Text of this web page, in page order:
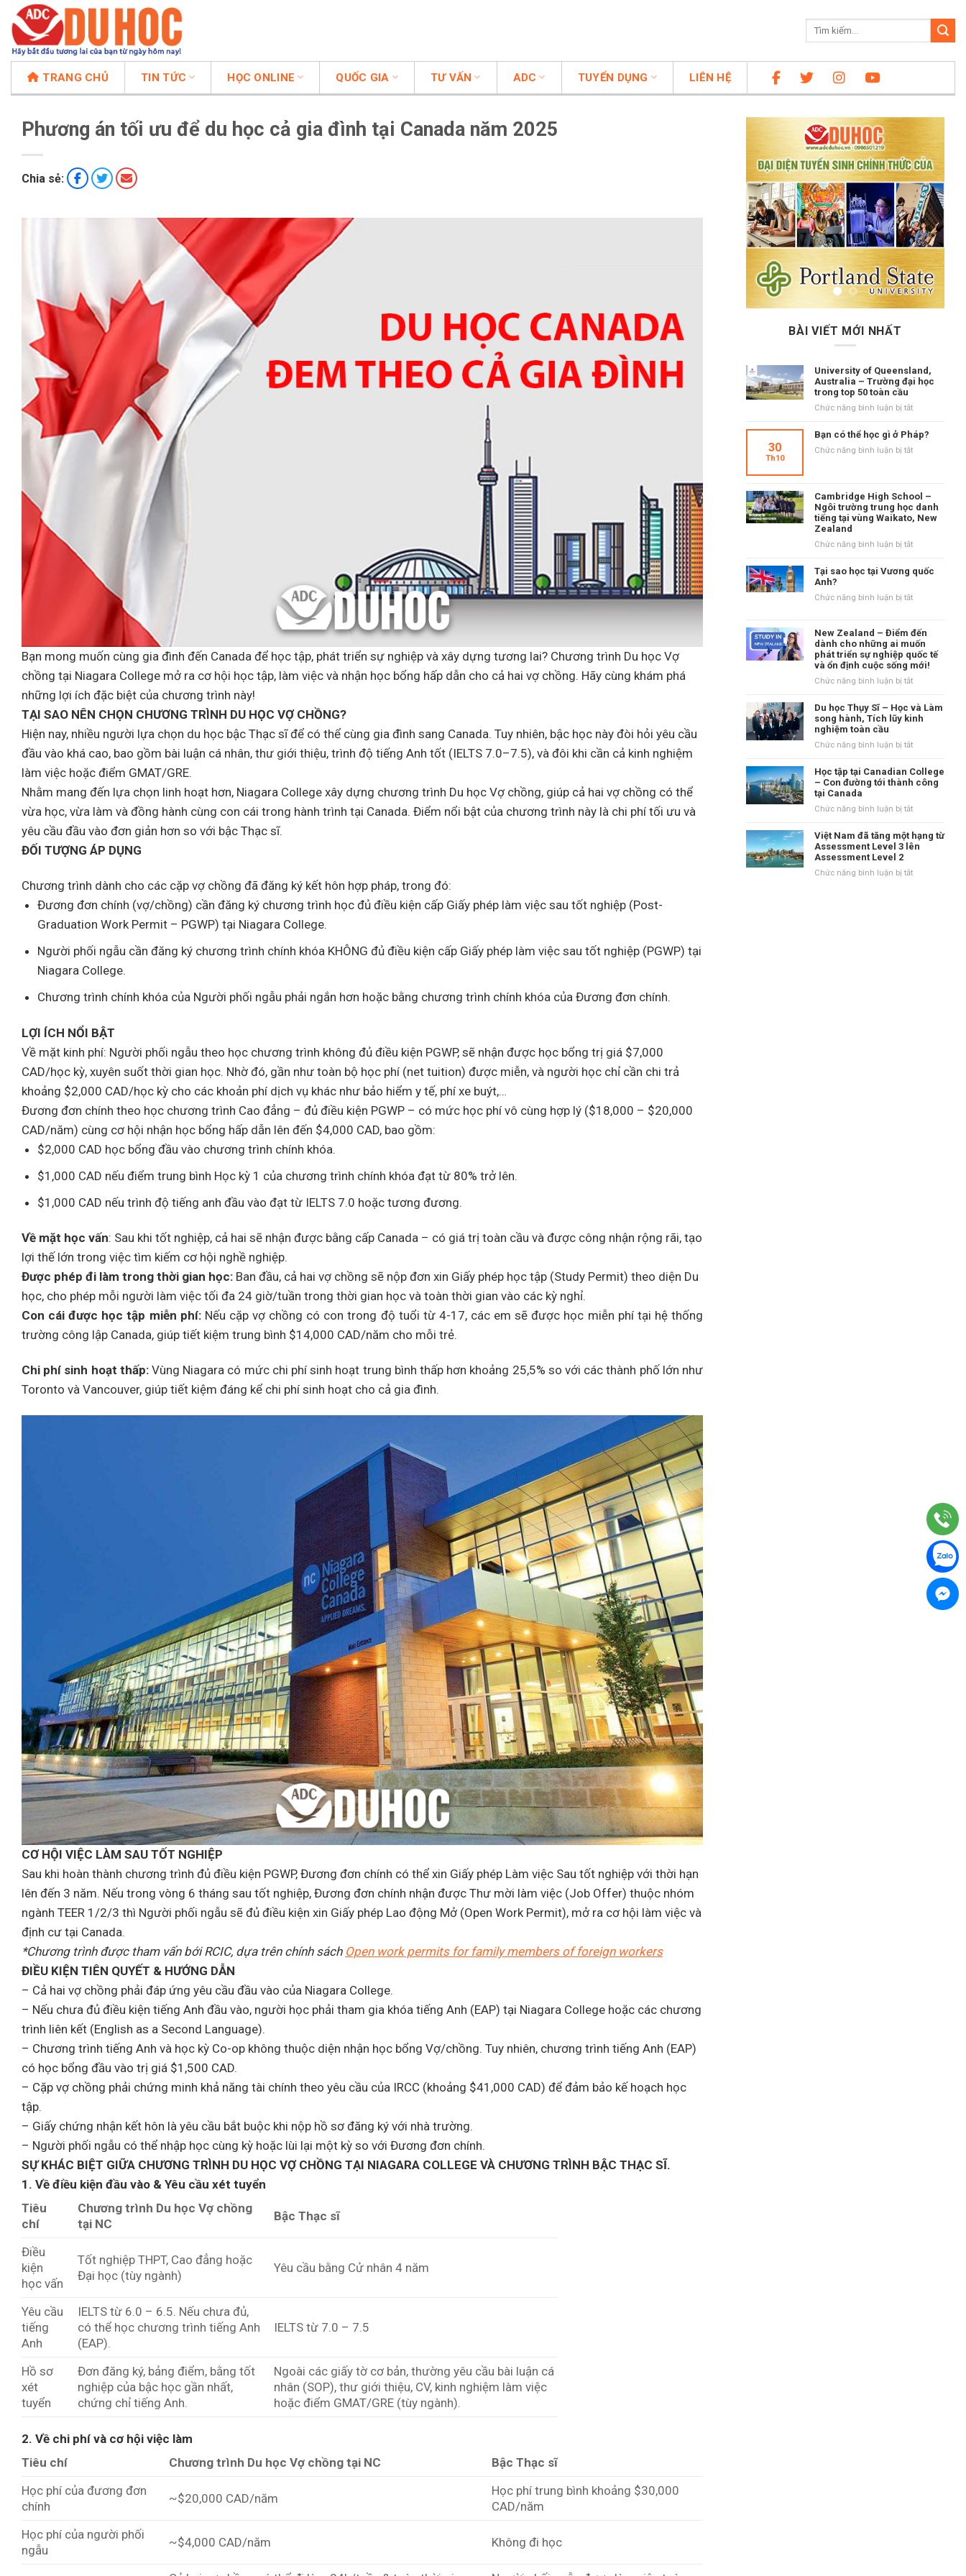
Chuyển
đến
nội
dung
TRANG CHỦ TIN TỨC HỌC ONLINE QUỐC GIA TƯ VẤN ADC TUYỂN DỤNG LIÊN HỆ
Phương án tối ưu để du học cả gia đình tại Canada năm 2025
Chia sẻ:
Bạn mong muốn cùng gia đình đến Canada để học tập, phát triển sự nghiệp và xây dựng tương lai? Chương trình Du học Vợ
chồng tại Niagara College mở ra cơ hội học tập, làm việc và nhận học bổng hấp dẫn cho cả hai vợ chồng. Hãy cùng khám phá
những lợi ích đặc biệt của chương trình này!
TẠI SAO NÊN CHỌN CHƯƠNG TRÌNH DU HỌC VỢ CHỒNG?
Hiện nay, nhiều người lựa chọn du học bậc Thạc sĩ để có thể cùng gia đình sang Canada. Tuy nhiên, bậc học này đòi hỏi yêu cầu
đầu vào khá cao, bao gồm bài luận cá nhân, thư giới thiệu, trình độ tiếng Anh tốt (IELTS 7.0–7.5), và đôi khi cần cả kinh nghiệm
làm việc hoặc điểm GMAT/GRE.
Nhằm mang đến lựa chọn linh hoạt hơn, Niagara College xây dựng chương trình Du học Vợ chồng, giúp cả hai vợ chồng có thể
vừa học, vừa làm và đồng hành cùng con cái trong hành trình tại Canada. Điểm nổi bật của chương trình này là chi phí tối ưu và
yêu cầu đầu vào đơn giản hơn so với bậc Thạc sĩ.
ĐỐI TƯỢNG ÁP DỤNG
Chương trình dành cho các cặp vợ chồng đã đăng ký kết hôn hợp pháp, trong đó:
Đương đơn chính (vợ/chồng) cần đăng ký chương trình học đủ điều kiện cấp Giấy phép làm việc sau tốt nghiệp (Post-
Graduation Work Permit – PGWP) tại Niagara College.
Người phối ngẫu cần đăng ký chương trình chính khóa KHÔNG đủ điều kiện cấp Giấy phép làm việc sau tốt nghiệp (PGWP) tại
Niagara College.
Chương trình chính khóa của Người phối ngẫu phải ngắn hơn hoặc bằng chương trình chính khóa của Đương đơn chính.
LỢI ÍCH NỔI BẬT
Về mặt kinh phí: Người phối ngẫu theo học chương trình không đủ điều kiện PGWP, sẽ nhận được học bổng trị giá $7,000
CAD/học kỳ, xuyên suốt thời gian học. Nhờ đó, gần như toàn bộ học phí (net tuition) được miễn, và người học chỉ cần chi trả
khoảng $2,000 CAD/học kỳ cho các khoản phí dịch vụ khác như bảo hiểm y tế, phí xe buýt,…
Đương đơn chính theo học chương trình Cao đẳng – đủ điều kiện PGWP – có mức học phí vô cùng hợp lý ($18,000 – $20,000
CAD/năm) cùng cơ hội nhận học bổng hấp dẫn lên đến $4,000 CAD, bao gồm:
$2,000 CAD học bổng đầu vào chương trình chính khóa.
$1,000 CAD nếu điểm trung bình Học kỳ 1 của chương trình chính khóa đạt từ 80% trở lên.
$1,000 CAD nếu trình độ tiếng anh đầu vào đạt từ IELTS 7.0 hoặc tương đương.
Về mặt học vấn: Sau khi tốt nghiệp, cả hai sẽ nhận được bằng cấp Canada – có giá trị toàn cầu và được công nhận rộng rãi, tạo
lợi thế lớn trong việc tìm kiếm cơ hội nghề nghiệp.
Được phép đi làm trong thời gian học: Ban đầu, cả hai vợ chồng sẽ nộp đơn xin Giấy phép học tập (Study Permit) theo diện Du
học, cho phép mỗi người làm việc tối đa 24 giờ/tuần trong thời gian học và toàn thời gian vào các kỳ nghỉ.
Con cái được học tập miễn phí:Nếu cặp vợ chồng có con trong độ tuổi từ 4-17, các em sẽ được học miễn phí tại hệ thống
trường công lập Canada, giúp tiết kiệm trung bình $14,000 CAD/năm cho mỗi trẻ.
Chi phí sinh hoạt thấp:Vùng Niagara có mức chi phí sinh hoạt trung bình thấp hơn khoảng 25,5% so với các thành phố lớn như
Toronto và Vancouver, giúp tiết kiệm đáng kể chi phí sinh hoạt cho cả gia đình.
CƠ HỘI VIỆC LÀM SAU TỐT NGHIỆP
Sau khi hoàn thành chương trình đủ điều kiện PGWP, Đương đơn chính có thể xin Giấy phép Làm việc Sau tốt nghiệp với thời hạn
lên đến 3 năm. Nếu trong vòng 6 tháng sau tốt nghiệp, Đương đơn chính nhận được Thư mời làm việc (Job Offer) thuộc nhóm
ngành TEER 1/2/3 thì Người phối ngẫu sẽ đủ điều kiện xin Giấy phép Lao động Mở (Open Work Permit), mở ra cơ hội làm việc và
định cư tại Canada.
*Chương trình được tham vấn bới RCIC, dựa trên chính sách Open work permits for family members of foreign workers
ĐIỀU KIỆN TIÊN QUYẾT & HƯỚNG DẪN
– Cả hai vợ chồng phải đáp ứng yêu cầu đầu vào của Niagara College.
– Nếu chưa đủ điều kiện tiếng Anh đầu vào, người học phải tham gia khóa tiếng Anh (EAP) tại Niagara College hoặc các chương
trình liên kết (English as a Second Language).
– Chương trình tiếng Anh và học kỳ Co-op không thuộc diện nhận học bổng Vợ/chồng. Tuy nhiên, chương trình tiếng Anh (EAP)
có học bổng đầu vào trị giá $1,500 CAD.
– Cặp vợ chồng phải chứng minh khả năng tài chính theo yêu cầu của IRCC (khoảng $41,000 CAD) để đảm bảo kế hoạch học
tập.
– Giấy chứng nhận kết hôn là yêu cầu bắt buộc khi nộp hồ sơ đăng ký với nhà trường.
– Người phối ngẫu có thể nhập học cùng kỳ hoặc lùi lại một kỳ so với Đương đơn chính.
SỰ KHÁC BIỆT GIỮA CHƯƠNG TRÌNH DU HỌC VỢ CHỒNG TẠI NIAGARA COLLEGE VÀ CHƯƠNG TRÌNH BẬC THẠC SĨ.
1. Về điều kiện đầu vào & Yêu cầu xét tuyển
Tiêu
chí
Chương trình Du học Vợ chồng
tại NC
Bậc Thạc sĩ
Điều
kiện
học vấn
Tốt nghiệp THPT, Cao đẳng hoặc
Đại học (tùy ngành)
Yêu cầu bằng Cử nhân 4 năm
Yêu cầu
tiếng
Anh
IELTS từ 6.0 – 6.5. Nếu chưa đủ,
có thể học chương trình tiếng Anh
(EAP).
IELTS từ 7.0 – 7.5
Hồ sơ
xét
tuyển
Đơn đăng ký, bảng điểm, bằng tốt
nghiệp của bậc học gần nhất,
chứng chỉ tiếng Anh.
Ngoài các giấy tờ cơ bản, thường yêu cầu bài luận cá
nhân (SOP), thư giới thiệu, CV, kinh nghiệm làm việc
hoặc điểm GMAT/GRE (tùy ngành).
2. Về chi phí và cơ hội việc làm
Tiêu chí
Chương trình Du học Vợ chồng tại NC
Bậc Thạc sĩ
Học phí của đương đơn
chính
~$20,000 CAD/năm
Học phí trung bình khoảng $30,000
CAD/năm
Học phí của người phối
ngẫu
~$4,000 CAD/năm Không đi học
BÀI VIẾT MỚI NHẤT
University of Queensland,
Australia – Trường đại học
trong top 50 toàn cầu
Chức năng bình luận bị tắtở
of
đại
học
trong
50
cầu
30
Th10
Bạn có thể học gì ở Pháp?
Chức năng bình luận bị tắtở
học
gì
ở
Cambridge High School –
Ngôi trường trung học danh
tiếng tại vùng Waikato, New
Zealand
Chức năng bình luận bị tắtở
High
trung
học
danh
tiếng
tại
Waikato,
New
Tại sao học tại Vương quốc
Anh?
Chức năng bình luận bị tắtở
học
tại
Vương
quốc
Anh?
New Zealand – Điểm đến
dành cho những ai muốn
phát triển sự nghiệp quốc tế
và ổn định cuộc sống mới!
Chức năng bình luận bị tắtở
Zealand
–
đến
cho
những
sự
nghiệp
tế
Du học Thụy Sĩ – Học và Làm
song hành, Tích lũy kinh
nghiệm toàn cầu
Chức năng bình luận bị tắtở
học
Thụy
–
và
Làm
Học tập tại Canadian College
– Con đường tới thành công
tại Canada
Chức năng bình luận bị tắtở
tập
tại
College
Việt Nam đã tăng một hạng từ
Assessment Level 3 lên
Assessment Level 2
Chức năng bình luận bị tắtở